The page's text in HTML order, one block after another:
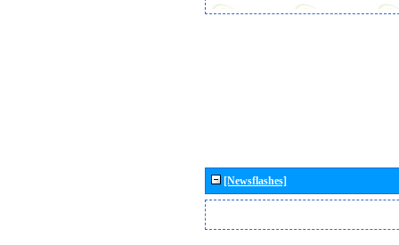
[Newsflashes]